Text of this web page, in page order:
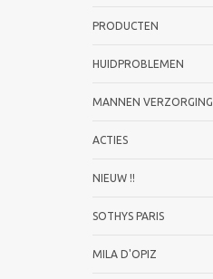
PRODUCTEN
HUIDPROBLEMEN
MANNEN VERZORGING
ACTIES
NIEUW !!
SOTHYS PARIS
MILA D'OPIZ